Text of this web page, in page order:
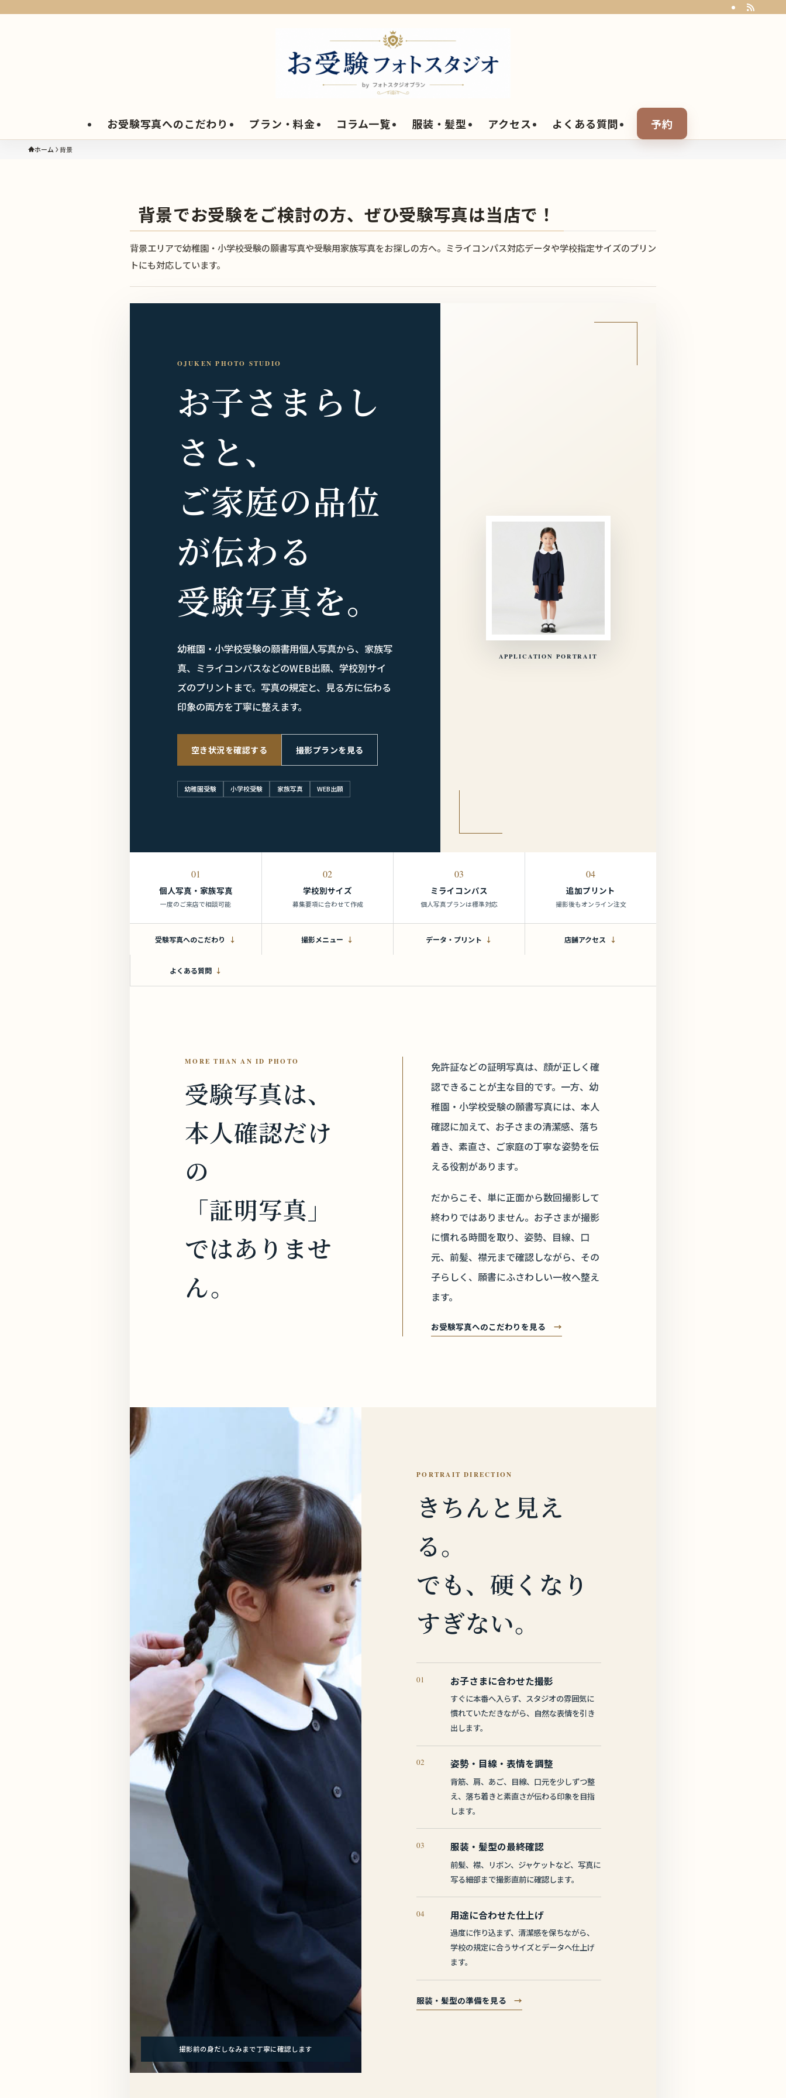
お受験写真へのこだわり プラン・料金 コラム一覧 服装・髪型 アクセス よくある質問 予約
ホーム 背景
背景でお受験をご検討の方、ぜひ受験写真は当店で！
背景エリアで幼稚園・小学校受験の願書写真や受験用家族写真をお探しの方へ。ミライコンパス対応データや学校指定サイズのプリン
トにも対応しています。
OJUKEN PHOTO STUDIO
お子さまらし
さと、
ご家庭の品位
が伝わる
受験写真を。
幼稚園・小学校受験の願書用個人写真から、家族写
真、ミライコンパスなどのWEB出願、学校別サイ
ズのプリントまで。写真の規定と、見る方に伝わる
印象の両方を丁寧に整えます。
空き状況を確認する 撮影プランを見る
幼稚園受験 小学校受験 家族写真 WEB出願
APPLICATION PORTRAIT
01
個人写真・家族写真
一度のご来店で相談可能
02
学校別サイズ
募集要項に合わせて作成
03
ミライコンパス
個人写真プランは標準対応
04
追加プリント
撮影後もオンライン注文
受験写真へのこだわり 撮影メニュー データ・プリント 店舗アクセス
よくある質問
MORE THAN AN ID PHOTO
受験写真は、
本人確認だけ
の
「証明写真」
ではありませ
ん。
免許証などの証明写真は、顔が正しく確
認できることが主な目的です。一方、幼
稚園・小学校受験の願書写真には、本人
確認に加えて、お子さまの清潔感、落ち
着き、素直さ、ご家庭の丁寧な姿勢を伝
える役割があります。
だからこそ、単に正面から数回撮影して
終わりではありません。お子さまが撮影
に慣れる時間を取り、姿勢、目線、口
元、前髪、襟元まで確認しながら、その
子らしく、願書にふさわしい一枚へ整え
ます。
お受験写真へのこだわりを見る →
撮影前の身だしなみまで丁寧に確認します
PORTRAIT DIRECTION
きちんと見え
る。
でも、硬くなり
すぎない。
01 お子さまに合わせた撮影
すぐに本番へ入らず、スタジオの雰囲気に
慣れていただきながら、自然な表情を引き
出します。
02 姿勢・目線・表情を調整
背筋、肩、あご、目線、口元を少しずつ整
え、落ち着きと素直さが伝わる印象を目指
します。
03 服装・髪型の最終確認
前髪、襟、リボン、ジャケットなど、写真に
写る細部まで撮影直前に確認します。
04 用途に合わせた仕上げ
過度に作り込まず、清潔感を保ちながら、
学校の規定に合うサイズとデータへ仕上げ
ます。
服装・髪型の準備を見る →